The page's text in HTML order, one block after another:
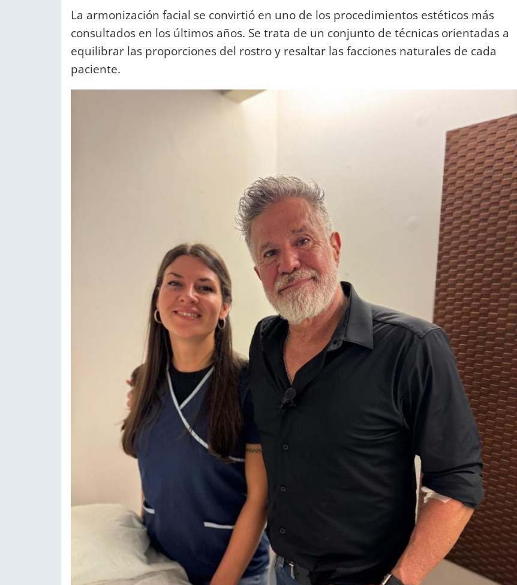
La armonización facial se convirtió en uno de los procedimientos estéticos más
consultados en los últimos años. Se trata de un conjunto de técnicas orientadas a
equilibrar las proporciones del rostro y resaltar las facciones naturales de cada
paciente.